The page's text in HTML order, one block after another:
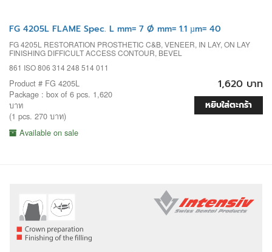
FG 4205L FLAME Spec. L mm= 7 Ø mm= 1.1 µm= 40
FG 4205L RESTORATION PROSTHETIC C&B, VENEER, IN LAY, ON LAY
FINISHING DIFFICULT ACCESS CONTOUR, BEVEL
861 ISO 806 314 248 514 011
Product # FG 4205L
Package : box of 6 pcs. 1,620
บาท
(1 pcs. 270 บาท)
Available on sale
1,620 บาท
หยิบใส่ตะกร้า